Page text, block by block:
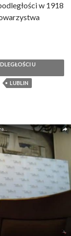
w 1918
U
LUBLIN